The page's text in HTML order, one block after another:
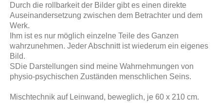
Durch die rollbarkeit der Bilder gibt es einen direkte
Auseinandersetzung zwischen dem Betrachter und dem
Werk.
Ihm ist es nur möglich einzelne Teile des Ganzen
wahrzunehmen. Jeder Abschnitt ist wiederum ein eigenes
Bild.
SDie Darstellungen sind meine Wahrnehmungen von
physio-psychischen Zuständen menschlichen Seins.
Mischtechnik auf Leinwand, beweglich, je 60 x 210 cm.